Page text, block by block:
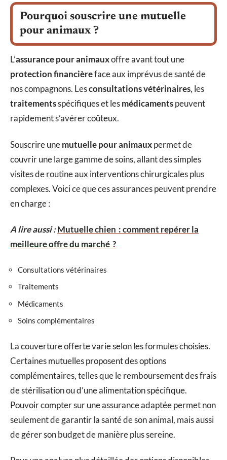
Pourquoi souscrire une mutuelle
pour animaux ?
L’assurance pour animauxoffre avant tout une
protection financièreface aux imprévus de santé de
nos compagnons. Lesconsultations vétérinaires, les
traitementsspécifiques et lesmédicamentspeuvent
rapidement s’avérer coûteux.
Souscrire unemutuelle pour animauxpermet de
couvrir une large gamme de soins, allant des simples
visites de routine aux interventions chirurgicales plus
complexes. Voici ce que ces assurances peuvent prendre
en charge :
A lire aussi :Mutuelle chien : comment repérer la
meilleure offre du marché ?
Consultations vétérinaires
Traitements
Médicaments
Soins complémentaires
La couverture offerte varie selon les formules choisies.
Certaines mutuelles proposent des options
complémentaires, telles que le remboursement des frais
de stérilisation ou d’une alimentation spécifique.
Pouvoir compter sur une assurance adaptée permet non
seulement de garantir la santé de son animal, mais aussi
de gérer son budget de manière plus sereine.